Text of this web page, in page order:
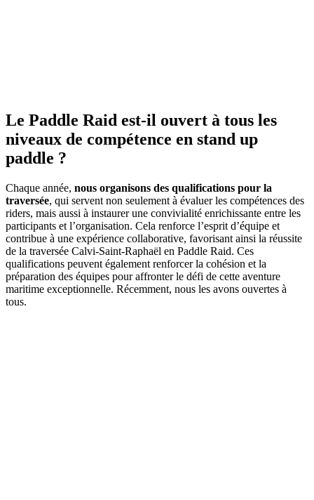
Le Paddle Raid est-il ouvert à tous les
niveaux de compétence en stand up
paddle ?
Chaque année, nous organisons des qualifications pour la
traversée, qui servent non seulement à évaluer les compétences des
riders, mais aussi à instaurer une convivialité enrichissante entre les
participants et l’organisation. Cela renforce l’esprit d’équipe et
contribue à une expérience collaborative, favorisant ainsi la réussite
de la traversée Calvi-Saint-Raphaël en Paddle Raid. Ces
qualifications peuvent également renforcer la cohésion et la
préparation des équipes pour affronter le défi de cette aventure
maritime exceptionnelle. Récemment, nous les avons ouvertes à
tous.